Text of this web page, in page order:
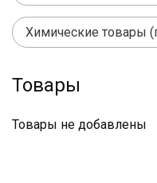
Химические товары
Товары
Товары не добавлены